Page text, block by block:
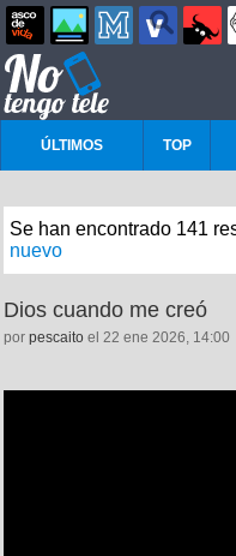
ÚLTIMOS TOP
Se han encontrado 141
nuevo
Dios cuando me creó
por pescaito el 22 ene 2026, 14:00